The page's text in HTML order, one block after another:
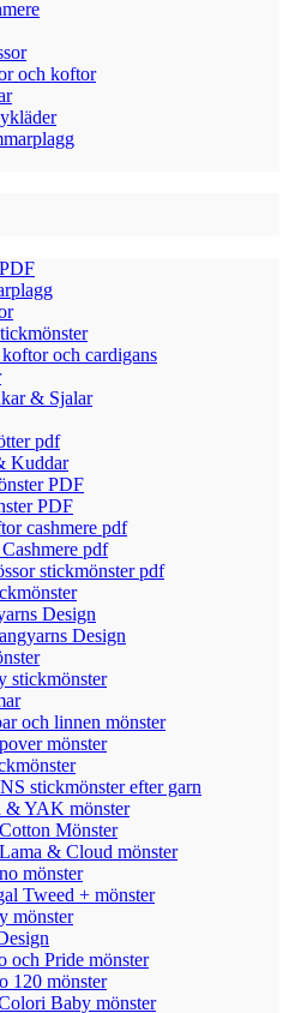
och koftor
och cardigans
& Sjalar
pdf
Kuddar
PDF
PDF
cashmere pdf
pdf
stickmönster pdf
Design
Design
stickmönster
och linnen mönster
mönster
stickmönster efter garn
& YAK mönster
Mönster
& Cloud mönster
mönster
Tweed + mönster
mönster
och Pride mönster
120 mönster
Baby mönster